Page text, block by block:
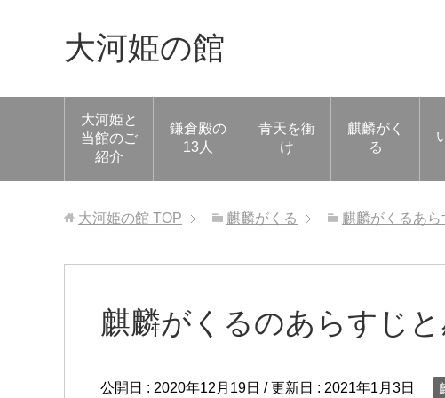
大河姫の館
大河姫と
当館のご
紹介
鎌倉殿の
13人
青天を衝
け
麒麟がく
る
大河姫の館 TOP 麒麟がくる 麒麟がくるあら
麒麟がくるのあらすじと
公開日 : 2020年12月19日 / 更新日 : 2021年1月3日